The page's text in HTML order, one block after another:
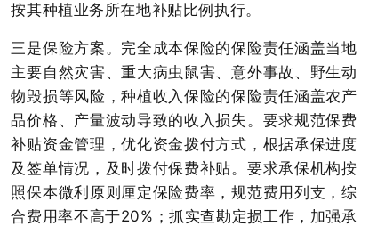
按其种植业务所在地补贴比例执行。
三是保险方案。完全成本保险的保险责任涵盖当地
主要自然灾害、重大病虫鼠害、意外事故、野生动
物毁损等风险，种植收入保险的保险责任涵盖农产
品价格、产量波动导致的收入损失。要求规范保费
补贴资金管理，优化资金拨付方式，根据承保进度
及签单情况，及时拨付保费补贴。要求承保机构按
照保本微利原则厘定保险费率，规范费用列支，综
合费用率不高于20%；抓实查勘定损工作，加强承